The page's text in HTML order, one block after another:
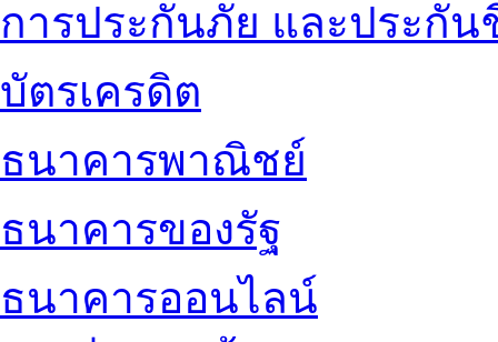
การประกันภัย และประกัน
บัตรเครดิต
ธนาคารพาณิชย์
ธนาคารของรัฐ
ธนาคารออนไลน์